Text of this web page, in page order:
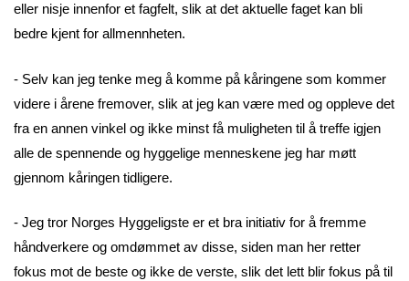
eller nisje innenfor et fagfelt, slik at det aktuelle faget kan bli
bedre kjent for allmennheten.
- Selv kan jeg tenke meg å komme på kåringene som kommer
videre i årene fremover, slik at jeg kan være med og oppleve det
fra en annen vinkel og ikke minst få muligheten til å treffe igjen
alle de spennende og hyggelige menneskene jeg har møtt
gjennom kåringen tidligere.
- Jeg tror Norges Hyggeligste er et bra initiativ for å fremme
håndverkere og omdømmet av disse, siden man her retter
fokus mot de beste og ikke de verste, slik det lett blir fokus på til